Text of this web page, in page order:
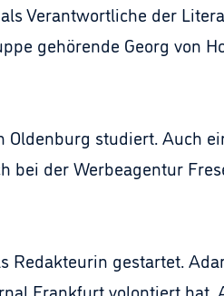
Verantwortliche der
gehörende Georg von
studiert. Auch
bei der Werbeagentur
Redakteurin gestartet.
Frankfurt volontiert